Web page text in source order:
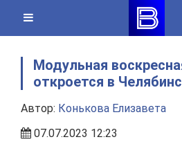
content
Модульная
откроется в
Автор: Конькова Елизавета
07.07.2023 12:23